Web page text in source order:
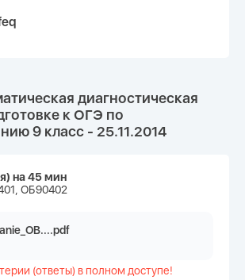
диагностическая
к ОГЭ по
9 класс - 25.11.2014
на 45 мин
ОБ90402
(ответы) в полном доступе!